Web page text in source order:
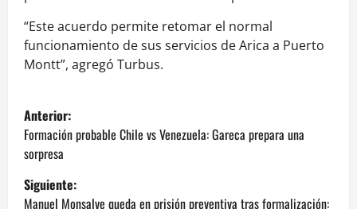
“Este acuerdo permite retomar el normal
funcionamiento de sus servicios de Arica a Puerto
Montt”, agregó Turbus.
N
a
v
Anterior:
Formación probable Chile vs Venezuela: Gareca prepara una
sorpresa
Siguiente:
Manuel Monsalve queda en prisión preventiva tras formalización: